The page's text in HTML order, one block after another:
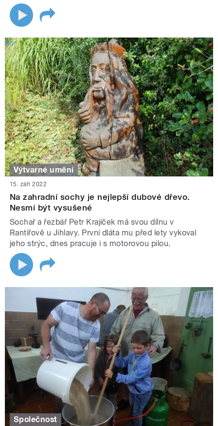
Výtvarné umění
15. září 2022
Na zahradní sochy je nejlepší dubové dřevo.
Nesmí být vysušené
Sochař a řezbář Petr Krajíček má svou dílnu v
Rantířově u Jihlavy. První dláta mu před lety vykoval
jeho strýc, dnes pracuje i s motorovou pilou.
Společnost